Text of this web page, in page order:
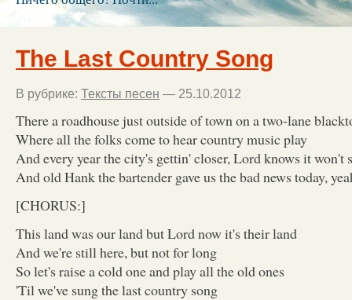
The Last Country Song
В рубрике: Тексты песен — 25.10.2012
There a roadhouse just outside of town on a two-lane
Where all the folks come to hear country music play
And every year the city's gettin' closer, Lord knows it won't
And old Hank the bartender gave us the bad news today,
[CHORUS:]
This land was our land but Lord now it's their land
And we're still here, but not for long
So let's raise a cold one and play all the old ones
'Til we've sung the last country song